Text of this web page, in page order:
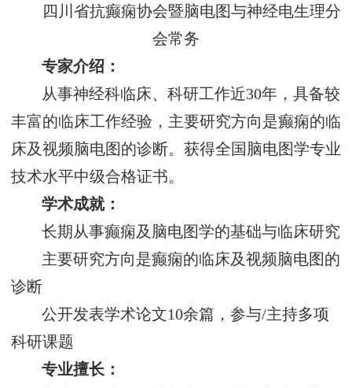
四川省抗癫痫协会暨脑电图与神经电生理分
会常务
专家介绍：
从事神经科临床、科研工作近30年，具备较
丰富的临床工作经验，主要研究方向是癫痫的临
床及视频脑电图的诊断。获得全国脑电图学专业
技术水平中级合格证书。
学术成就：
长期从事癫痫及脑电图学的基础与临床研究
主要研究方向是癫痫的临床及视频脑电图的
诊断
公开发表学术论文10余篇，参与/主持多项
科研课题
专业擅长：